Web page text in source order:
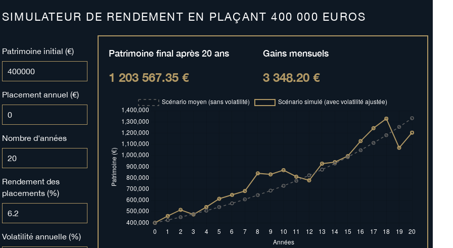
SIMULATEUR DE RENDEMENT EN PLAÇANT 400 000 EUROS
Patrimoine initial (€)
Placement annuel (€)
Nombre d'années
Rendement des
placements (%)
Volatilité annuelle (%)
Patrimoine final après 20 ans
1 203 567.35 €
Gains mensuels
3 348.20 €